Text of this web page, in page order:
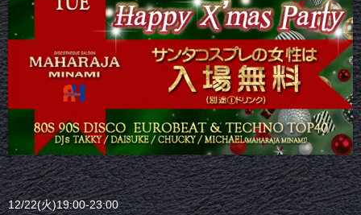
12/22(火)19:00-23:00